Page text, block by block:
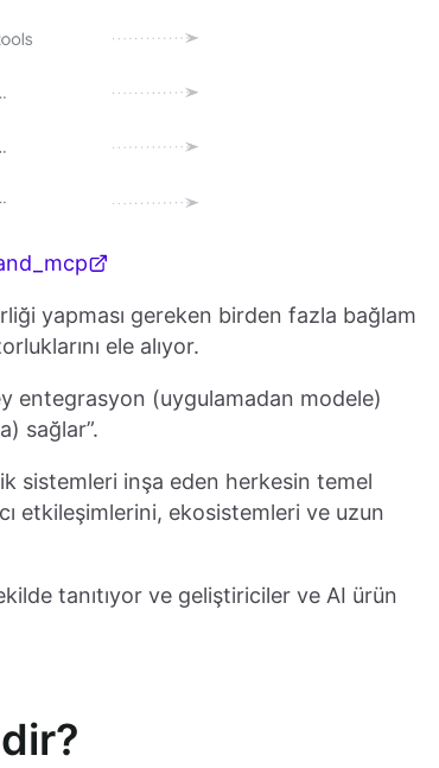
yapması gereken birden fazla bağlam
ele alıyor.
entegrasyon (uygulamadan modele)
sağlar”.
sistemleri inşa eden herkesin temel
etkileşimlerini, ekosistemleri ve uzun
tanıtıyor ve geliştiriciler ve AI ürün